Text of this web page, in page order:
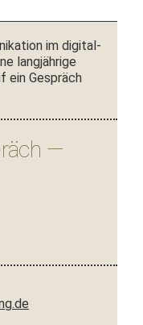
im dig­i­tal­
langjährige
ein Gespräch
—